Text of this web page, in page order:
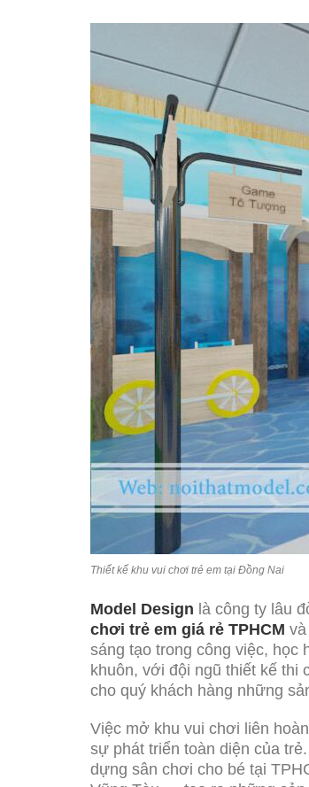
Thiết kế khu vui chơi trẻ em tại Đồng Nai
Model Design là công ty lâu
chơi trẻ em giá rẻ TPHCM
sáng tạo trong công việc, học
khuôn, với đội ngũ thiết kế thi
cho quý khách hàng những
Việc mở khu vui chơi liên
sự phát triển toàn diện của
dựng sân chơi cho bé tại